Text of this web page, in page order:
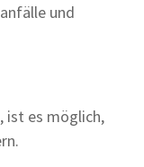
und
ist es möglich,